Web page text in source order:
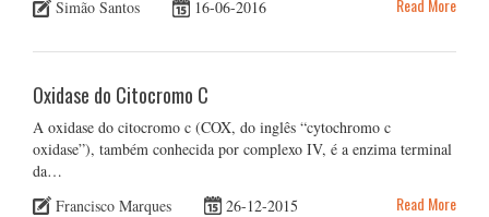
Simão Santos
16-06-2016 Read More
Oxidase do Citocromo C
A oxidase do citocromo c (COX, do inglês “cytochromo c
oxidase”), também conhecida por complexo IV, é a enzima terminal
da…
Francisco Marques
26-12-2015 Read More